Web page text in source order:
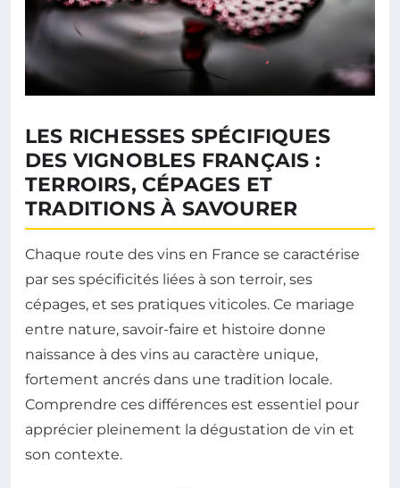
LES RICHESSES SPÉCIFIQUES
DES VIGNOBLES FRANÇAIS :
TERROIRS, CÉPAGES ET
TRADITIONS À SAVOURER
Chaque route des vins en France se caractérise
par ses spécificités liées à son terroir, ses
cépages, et ses pratiques viticoles. Ce mariage
entre nature, savoir-faire et histoire donne
naissance à des vins au caractère unique,
fortement ancrés dans une tradition locale.
Comprendre ces différences est essentiel pour
apprécier pleinement la dégustation de vin et
son contexte.